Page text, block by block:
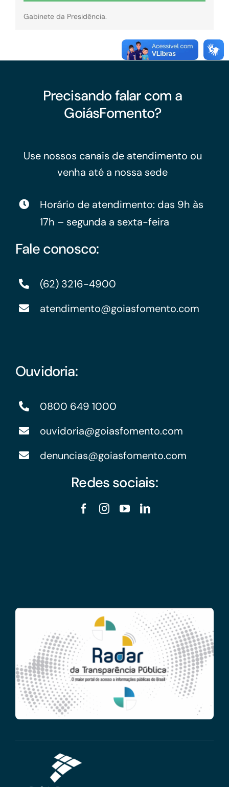
Gabinete da Presidência.
Precisando falar com a
GoiásFomento?
Use nossos canais de atendimento ou
venha até a nossa sede
Horário de atendimento: das 9h às
17h – segunda a sexta-feira
Fale conosco:
(62) 3216-4900
atendimento@goiasfomento.com
Ouvidoria:
0800 649 1000
ouvidoria@goiasfomento.com
denuncias@goiasfomento.com
Redes sociais: